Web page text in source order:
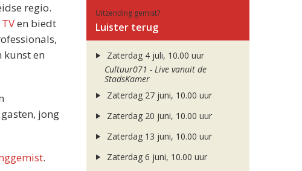
regio.
en biedt
kunst en
jong
.
Uitzending gemist?
Luister terug
Zaterdag 4 juli, 10.00 uur
Cultuur071 - Live vanuit de
StadsKamer
Zaterdag 27 juni, 10.00 uur
Zaterdag 20 juni, 10.00 uur
Zaterdag 13 juni, 10.00 uur
Zaterdag 6 juni, 10.00 uur